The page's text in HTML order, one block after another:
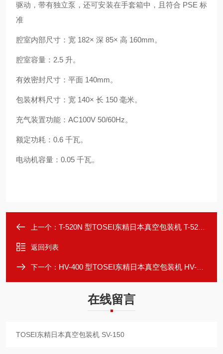
驱动，带有独立泵，还可安装在手套箱中，且符合 PSE 标
准
腔室内部尺寸：宽 182× 深 85× 高 160mm。
腔室容量：2.5 升。
有效密封尺寸：平面 140mm。
包装材料尺寸：宽 140× 长 150 毫米。
充气装置功能：AC100V 50/60Hz。
额定功耗：0.6 千瓦。
电动机容量：0.05 千瓦。
上一个： T-520N 型TOSEI东精日本真空包装机 T-520N
返回列表
下一个： HV-400 型TOSEI东精日本真空包装机 HV-400
在线留言